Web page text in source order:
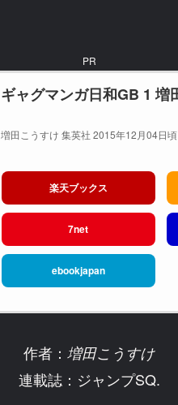
PR
ギャグマンガ日和GB 1 増
増田こうすけ 集英社 2015年12月04日頃
楽天ブックス
7net
ebookjapan
作者： 増田こうすけ
連載誌：ジャンプSQ.